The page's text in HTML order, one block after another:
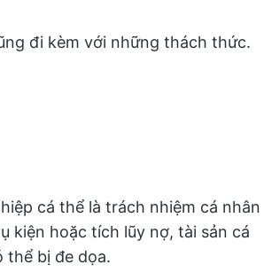
đi kèm với những thách thức.
cá thể là trách nhiệm cá nhân
kiện hoặc tích lũy nợ, tài sản cá
thể bị đe dọa.